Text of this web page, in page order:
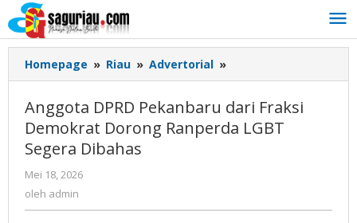
Lewati
ke
konten
Homepage » Riau » Advertorial »
DPRD
Pekanbaru
dari
Fraksi
Segera
Anggota DPRD Pekanbaru dari Fraksi
Demokrat Dorong Ranperda LGBT
Segera Dibahas
Mei 18, 2026
oleh admin